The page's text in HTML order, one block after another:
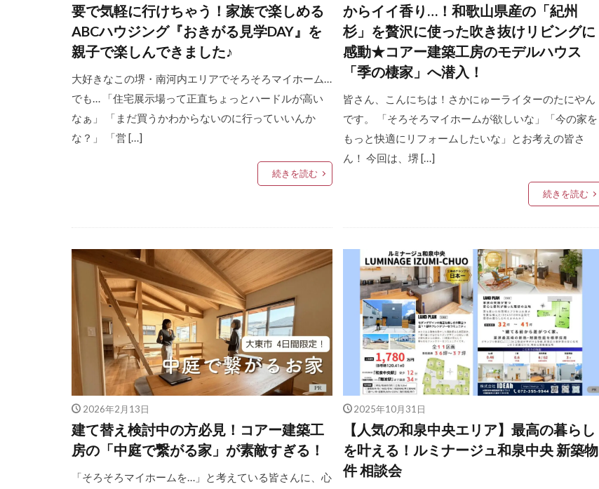
要で気軽に行けちゃう！家族で楽しめる
ABCハウジング『おきがる見学DAY』を
親子で楽しんできました♪
大好きなこの堺・南河内エリアでそろそろマイホーム…
でも… 「住宅展示場って正直ちょっとハードルが高い
なぁ」 「まだ買うかわからないのに行っていいんか
な？」 「営 […]
続きを読む
からイイ香り…！和歌山県産の「紀州
杉」を贅沢に使った吹き抜けリビングに
感動★コアー建築工房のモデルハウス
「季の棲家」へ潜入！
皆さん、こんにちは！さかにゅーライターのたにやん
です。 「そろそろマイホームが欲しいな」「今の家を
もっと快適にリフォームしたいな」とお考えの皆さ
ん！ 今回は、堺 […]
続きを読む
2026年2月13日
建て替え検討中の方必見！コアー建築工
房の「中庭で繋がる家」が素敵すぎる！
「そろそろマイホームを…」と考えている皆さんに、心
2025年10月31日
【人気の和泉中央エリア】最高の暮らし
を叶える！ルミナージュ和泉中央 新築物
件 相談会